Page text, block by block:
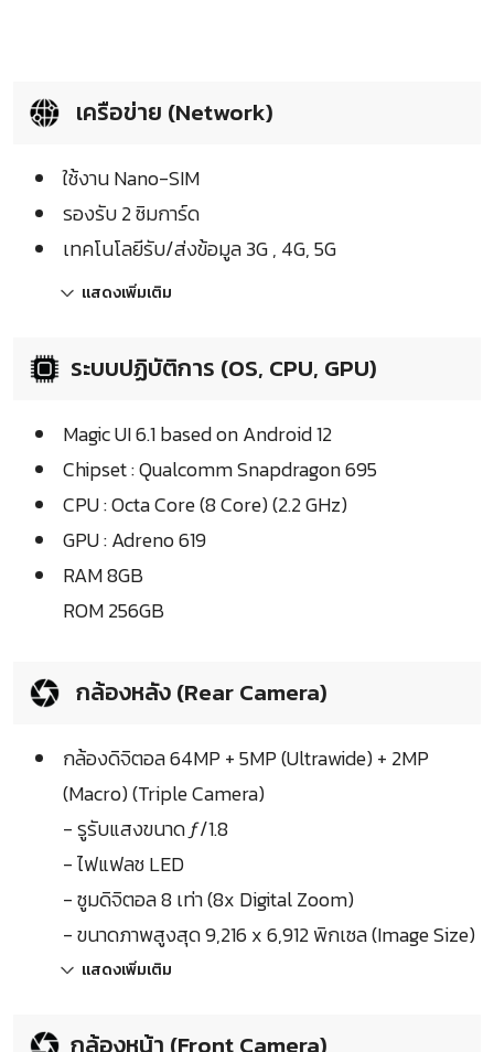
เครือข่าย (Network)
ใช้งาน Nano-SIM
รองรับ 2 ซิมการ์ด
เทคโนโลยีรับ/ส่งข้อมูล 3G , 4G, 5G
แสดงเพิ่มเติม
ระบบปฏิบัติการ (OS, CPU, GPU)
Magic UI 6.1 based on Android 12
Chipset : Qualcomm Snapdragon 695
CPU : Octa Core (8 Core) (2.2 GHz)
GPU : Adreno 619
RAM 8GB
ROM 256GB
กล้องหลัง (Rear Camera)
กล้องดิจิตอล 64MP + 5MP (Ultrawide) + 2MP
(Macro) (Triple Camera)
- รูรับแสงขนาด ƒ/1.8
- ไฟแฟลช LED
- ซูมดิจิตอล 8 เท่า (8x Digital Zoom)
- ขนาดภาพสูงสุด 9,216 x 6,912 พิกเซล (Image Size)
แสดงเพิ่มเติม
กล้องหน้า (Front Camera)